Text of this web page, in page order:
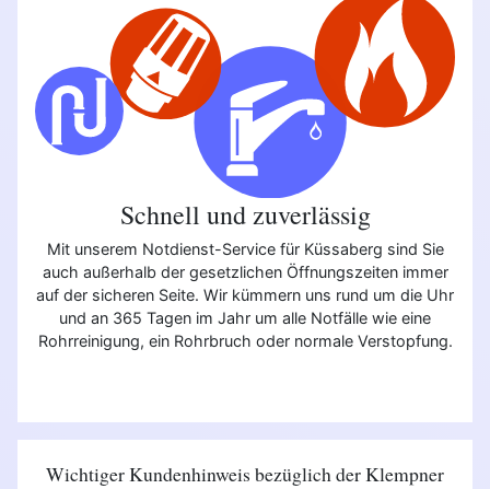
Schnell und zuverlässig
Mit unserem Notdienst-Service für Küssaberg sind Sie
auch außerhalb der gesetzlichen Öffnungszeiten immer
auf der sicheren Seite. Wir kümmern uns rund um die Uhr
und an 365 Tagen im Jahr um alle Notfälle wie eine
Rohrreinigung, ein Rohrbruch oder normale Verstopfung.
Wichtiger Kundenhinweis bezüglich der Klempner